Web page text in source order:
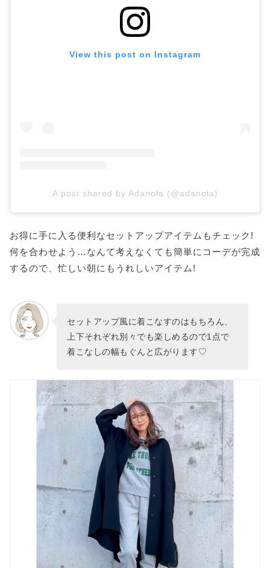
View this post on Instagram
A post shared by Adanola (@adanola)
お得に手に入る便利なセットアップアイテムもチェック!
何を合わせよう…なんて考えなくても簡単にコーデが完成
するので、忙しい朝にもうれしいアイテム!
セットアップ風に着こなすのはもちろん、
上下それぞれ別々でも楽しめるので1点で
着こなしの幅もぐんと広がります♡